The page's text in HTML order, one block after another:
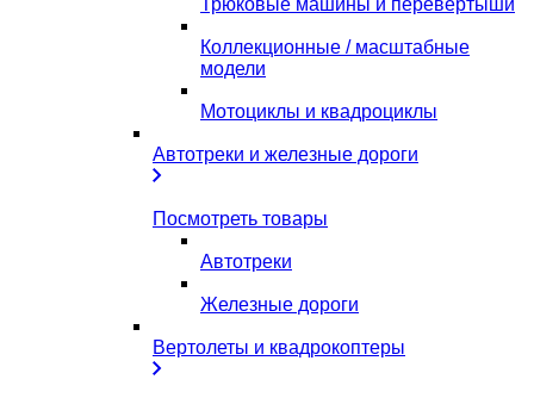
Трюковые машины и перевертыши
Коллекционные / масштабные
модели
Мотоциклы и квадроциклы
Автотреки и железные дороги
Посмотреть товары
Автотреки
Железные дороги
Вертолеты и квадрокоптеры